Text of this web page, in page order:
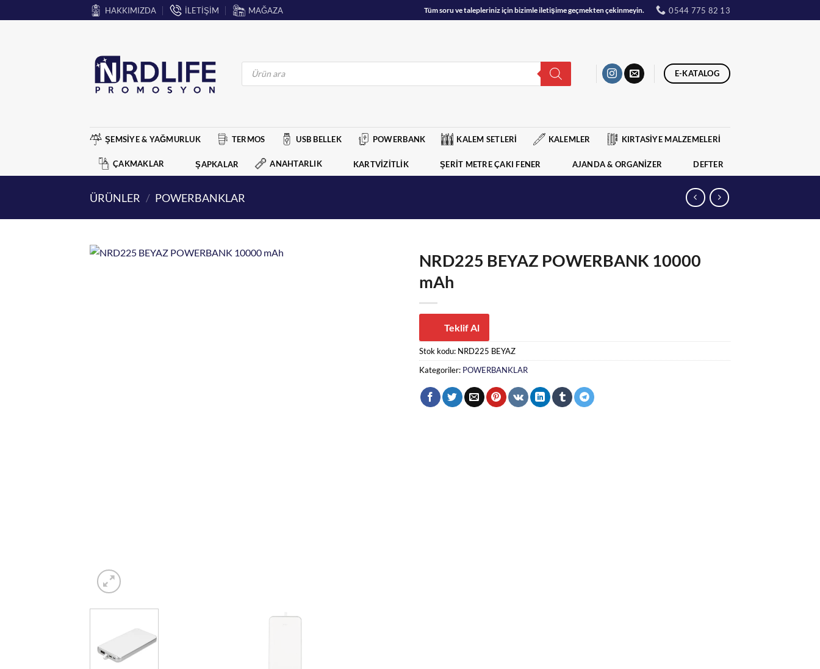
atla
HAKKIMIZDA İLETİŞİM MAĞAZA Tüm soru ve talepleriniz için bizimle iletişime geçmekten çekinmeyin. 0544 775 82 13
Products
search
E-KATALOG
ŞEMSİYE & YAĞMURLUK TERMOS USB BELLEK POWERBANK KALEM SETLERİ KALEMLER KIRTASİYE MALZEMELERİ
ÇAKMAKLAR ŞAPKALAR ANAHTARLIK KARTVİZİTLİK ŞERİT METRE ÇAKI FENER AJANDA & ORGANİZER DEFTER
ÜRÜNLER / POWERBANKLAR
NRD225 BEYAZ POWERBANK 10000
mAh
Teklif Al
Stok kodu: NRD225 BEYAZ
Kategoriler: POWERBANKLAR